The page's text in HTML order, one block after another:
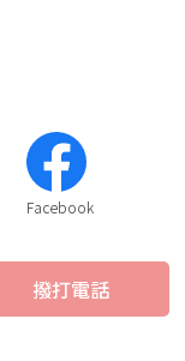
Facebook
撥打電話